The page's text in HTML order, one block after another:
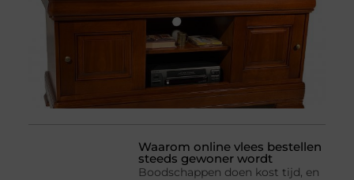
Waarom online vlees bestellen
steeds gewoner wordt
Boodschappen doen kost tijd, en